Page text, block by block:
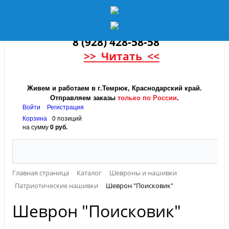
8 (928) 428-58-58
>> Читать <<
Живем и работаем в г.Темрюк, Краснодарский край.
Отправляем заказы только по России.
Войти
Регистрация
Корзина
0 позиций
на сумму0 руб.
Главная страница Каталог
Шевроны и нашивки
Патриотические нашивки
Шеврон "Поисковик"
Шеврон "Поисковик"